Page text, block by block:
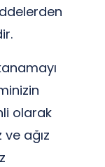
olarak
ağız